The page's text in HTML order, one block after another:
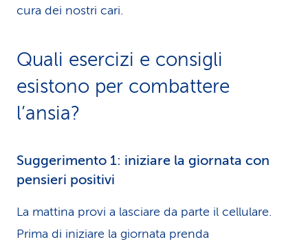
cura dei nostri cari.
Quali esercizi e consigli
esistono per combattere
l’ansia?
Suggerimento 1: iniziare la giornata con
pensieri positivi
La mattina provi a lasciare da parte il cellulare.
Prima di iniziare la giornata prenda